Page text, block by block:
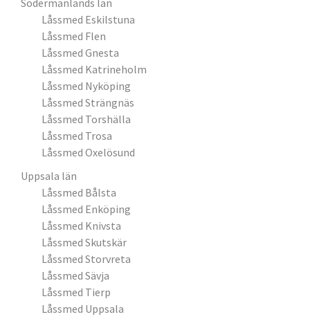
Södermanlands län
Låssmed Eskilstuna
Låssmed Flen
Låssmed Gnesta
Låssmed Katrineholm
Låssmed Nyköping
Låssmed Strängnäs
Låssmed Torshälla
Låssmed Trosa
Låssmed Oxelösund
Uppsala län
Låssmed Bålsta
Låssmed Enköping
Låssmed Knivsta
Låssmed Skutskär
Låssmed Storvreta
Låssmed Sävja
Låssmed Tierp
Låssmed Uppsala